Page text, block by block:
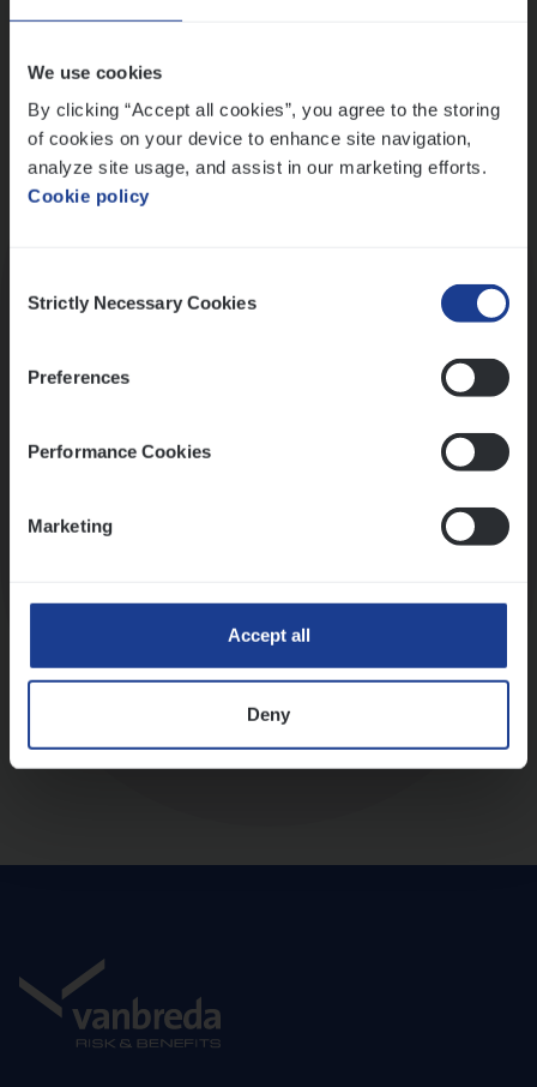
We use cookies
By clicking “Accept all cookies”, you agree to the storing
of cookies on your device to enhance site navigation,
analyze site usage, and assist in our marketing efforts.
Cookie policy
Selection
Strictly Necessary Cookies
Preferences
Performance Cookies
Marketing
Accept all
Deny